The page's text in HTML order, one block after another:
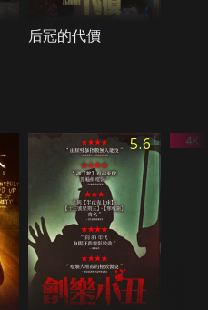
后冠的代價
5.6